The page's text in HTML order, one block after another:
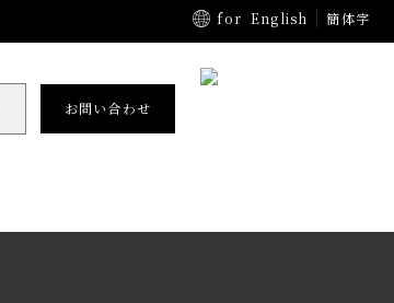
for English 簡体字
お問い合わせ